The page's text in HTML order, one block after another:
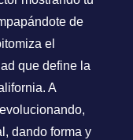
de
el
que define la
A
dando forma y